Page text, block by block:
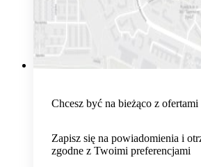
Chcesz być na bieżąco z
Zapisz się na powiadomienia i
zgodne z Twoimi preferencjami